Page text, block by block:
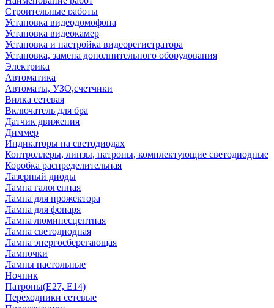
Строительные работы
Установка видеодомофона
Установка видеокамер
Установка и настройка видеорегистратора
Установка, замена дополнительного оборудования
Электрика
Автоматика
Автоматы, УЗО,счетчики
Вилка сетевая
Включатель для бра
Датчик движения
Диммер
Индикаторы на светодиодах
Контроллеры, линзы, патроны, комплектующие светодиодные
Коробка распределительная
Лазерный диоды
Лампа галогенная
Лампа для прожектора
Лампа для фонаря
Лампа люминесцентная
Лампа светодиодная
Лампа энергосберегающая
Лампочки
Лампы настольные
Ночник
Патроны(Е27, Е14)
Переходники сетевые